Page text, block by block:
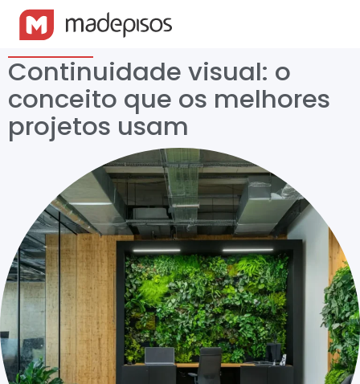
Continuidade visual: o
conceito que os melhores
projetos usam